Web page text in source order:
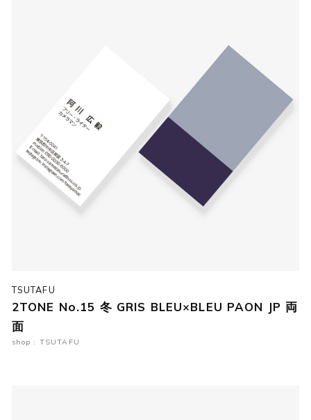
TSUTAFU
2TONE No.15 冬 GRIS BLEU×BLEU PAON JP 両
面
shop : TSUTAFU